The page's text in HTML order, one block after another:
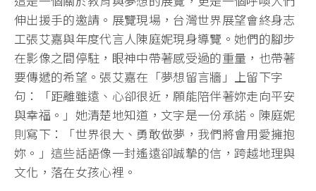
伸出援手的邀請。展覽現場，台灣世界展望會終身志
工張艾嘉與年度代言人陳庭妮現身導覽。她們的腳步
在影像之間停駐，眼神中帶著感受過的重量，也帶著
要傳遞的希望。張艾嘉在「夢想留言牆」上留下字
句：「距離雖遠、心卻很近，願能陪伴著妳走向平安
與幸福。」她清楚地知道，文字是一份承諾。陳庭妮
則寫下：「世界很大、勇敢做夢，我們將會用愛擁抱
妳。」這些話語像一封遙遠卻誠摯的信，跨越地理與
文化，落在女孩心裡。